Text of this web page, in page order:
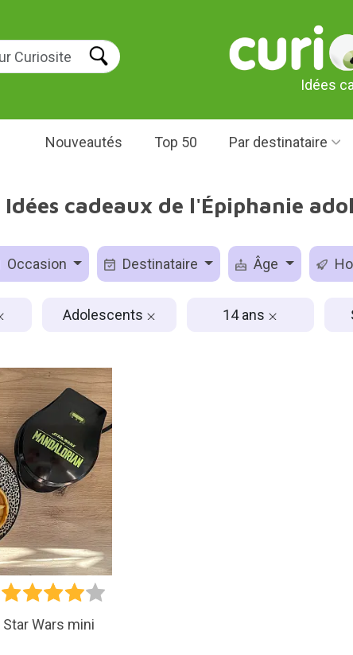
Idées
Nouveautés Top 50 Par destinataire
Idées cadeaux de l'Épiphanie
Occasion Destinataire Âge
Adolescents 14 ans
Wars mini